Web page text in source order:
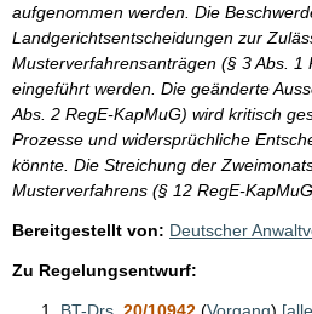
aufgenommen werden. Die
Landgerichtsentscheidungen zur
Musterverfahrensanträgen (§ 3 Abs. 1
eingeführt werden. Die geänderte
Abs. 2 RegE-KapMuG) wird kritisch
Prozesse und widersprüchliche
könnte. Die Streichung der
Musterverfahrens (§ 12 RegE-
Bereitgestellt von: Deutscher
Zu Regelungsentwurf:
BT-Drs. 20/10942 (Vorgang)